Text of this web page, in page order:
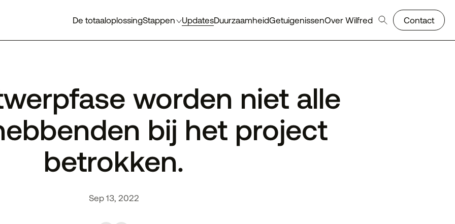
De totaaloplossingStappen UpdatesDuurzaamheidGetuigenissenOver Wilfred Contact
worden niet alle
bij het project
betrokken.
Sep 13, 2022